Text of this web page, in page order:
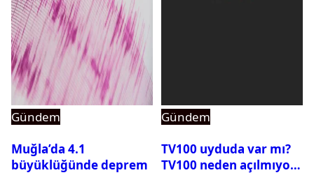
Gündem
Muğla’da 4.1
büyüklüğünde deprem
Gündem
TV100 uyduda var mı?
TV100 neden açılmıyor?